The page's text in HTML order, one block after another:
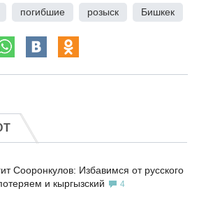
погибшие розыск Бишкек
Сооронкулов: Избавимся от русского
и кыргызский
4